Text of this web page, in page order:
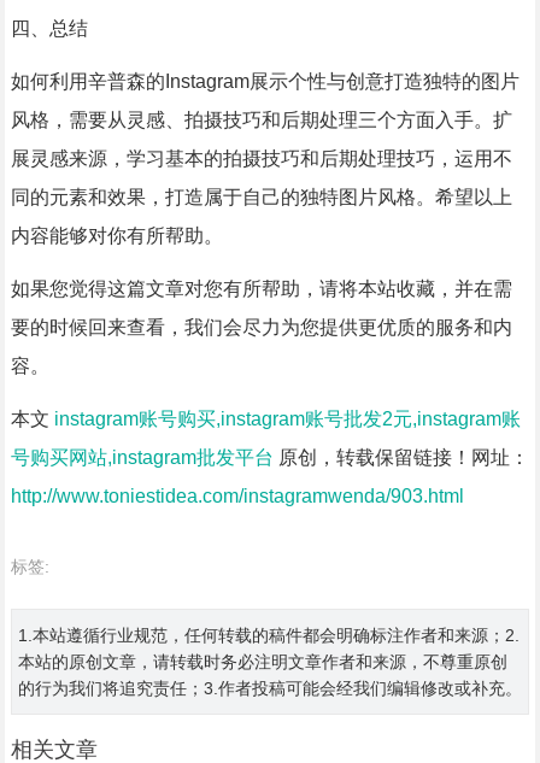
四、总结
如何利用辛普森的Instagram展示个性与创意打造独特的图片
风格，需要从灵感、拍摄技巧和后期处理三个方面入手。扩
展灵感来源，学习基本的拍摄技巧和后期处理技巧，运用不
同的元素和效果，打造属于自己的独特图片风格。希望以上
内容能够对你有所帮助。
如果您觉得这篇文章对您有所帮助，请将本站收藏，并在需
要的时候回来查看，我们会尽力为您提供更优质的服务和内
容。
本文 instagram账号购买,instagram账号批发2元,instagram账
号购买网站,instagram批发平台 原创，转载保留链接！网址：
http://www.toniestidea.com/instagramwenda/903.html
标签:
1.本站遵循行业规范，任何转载的稿件都会明确标注作者和来源；2.
本站的原创文章，请转载时务必注明文章作者和来源，不尊重原创
的行为我们将追究责任；3.作者投稿可能会经我们编辑修改或补充。
相关文章